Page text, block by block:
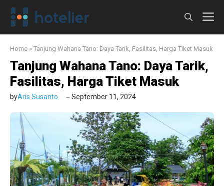
Langsung
Home » Tanjung Wahana Tano: Daya Tarik, Fasilitas, Harga Tiket Masuk
Tanjung Wahana Tano: Daya Tarik,
Fasilitas, Harga Tiket Masuk
byAris Susanto September 11, 2024